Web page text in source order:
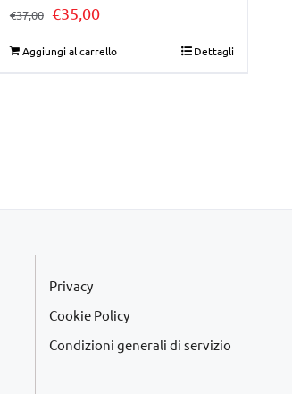
€37,00 Il
€35,00Il
Aggiungi al carrello Dettagli
Privacy
Cookie Policy
Condizioni generali di servizio